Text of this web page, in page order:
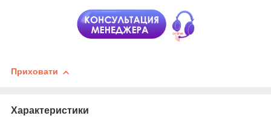
Приховати
Характеристики